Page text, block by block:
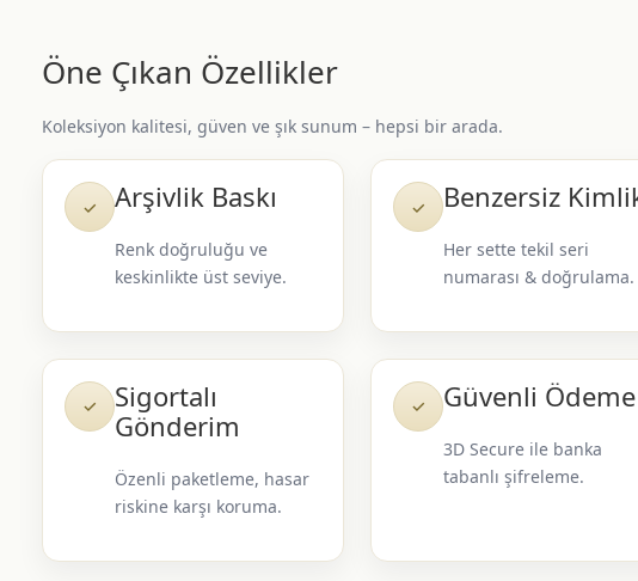
Öne Çıkan Özellikler
Koleksiyon kalitesi, güven ve şık sunum – hepsi bir arada.
✓ Arşivlik Baskı
Renk doğruluğu ve
keskinlikte üst seviye.
✓ Benzersiz
Her sette tekil seri
numarası & doğrulama.
✓
Sigortalı
Gönderim
Özenli paketleme, hasar
riskine karşı koruma.
✓ Güvenli Ödeme
3D Secure ile banka
tabanlı şifreleme.